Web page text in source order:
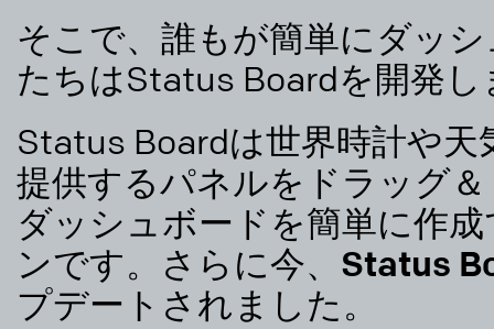
そこで、誰もが簡単にダッ
たちはStatus Boardを開発し
Status Boardは世界時計や
提供するパネルをドラッグ
ダッシュボードを簡単に作
ンです。さらに今、 Status
プデートされました。